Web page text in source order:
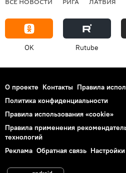
OK Rutube
О проекте Контакты Правила
Политика конфиденциальности
Правила использования «cookie»
Правила применения
технологий
Реклама Обратная связь